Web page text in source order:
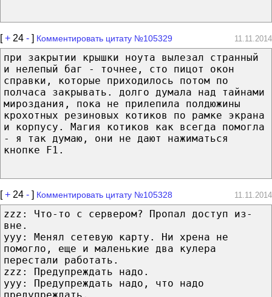
[+ 24 - ] Комментировать цитату №105329 11.11.2014
при закрытии крышки ноута вылезал странный
и нелепый баг - точнее, сто пицот окон
справки, которые приходилось потом по
полчаса закрывать. долго думала над тайнами
мироздания, пока не прилепила полдюжины
крохотных резиновых котиков по рамке экрана
и корпусу. Магия котиков как всегда помогла
- я так думаю, они не дают нажиматься
кнопке F1.
[+ 24 - ] Комментировать цитату №105328 11.11.2014
zzz: Что-то с сервером? Пропал доступ из-
вне.
yyy: Менял сетевую карту. Ни хрена не
помогло, еще и маленькие два кулера
перестали работать.
zzz: Предупреждать надо.
yyy: Предупреждать надо, что надо
предупреждать.